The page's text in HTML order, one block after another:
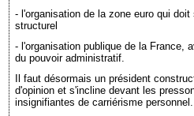
- l'organisation de la zone euro qui
structurel
- l'organisation publique de la France,
du pouvoir administratif.
Il faut désormais un président
d'opinion et s'incline devant les
insignifiantes de carriérisme personnel.